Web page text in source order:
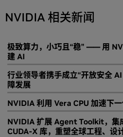
NVIDIA 相关新闻
极致算力，小巧且“稳” —— 用
建 AI
行业领导者携手成立“开放安全
障发展
NVIDIA 利用 Vera CPU 加速下
NVIDIA 扩展 Agent Toolkit，集
CUDA-X 库，重塑全球工程、设